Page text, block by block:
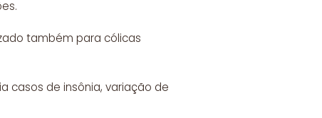
também para cólicas
casos de insônia, variação de